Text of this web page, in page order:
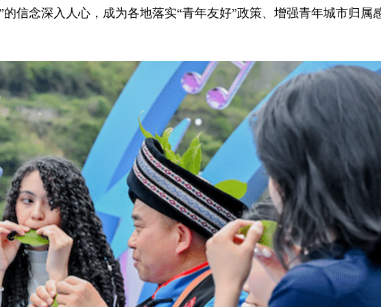
信念深入人心，成为各地落实“青年友好”政策、增强青年城市归属